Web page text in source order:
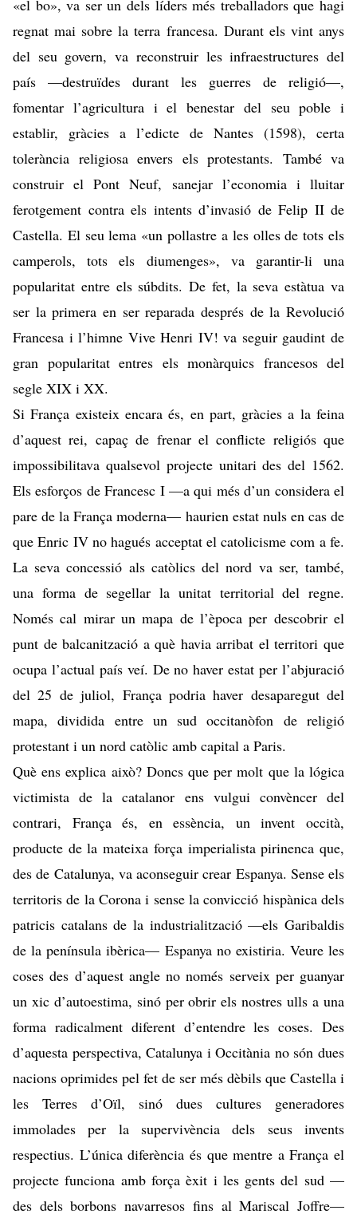
«el bo», va ser un dels líders més treballadors que hagi
regnat mai sobre la terra francesa. Durant els vint anys
del seu govern, va reconstruir les infraestructures del
país —destruïdes durant les guerres de religió—,
fomentar l’agricultura i el benestar del seu poble i
establir, gràcies a l’edicte de Nantes (1598), certa
tolerància religiosa envers els protestants. També va
construir el Pont Neuf, sanejar l’economia i lluitar
ferotgement contra els intents d’invasió de Felip II de
Castella. El seu lema «un pollastre a les olles de tots els
camperols, tots els diumenges», va garantir-li una
popularitat entre els súbdits. De fet, la seva estàtua va
ser la primera en ser reparada després de la Revolució
Francesa i l’himne Vive Henri IV! va seguir gaudint de
gran popularitat entres els monàrquics francesos del
segle XIX i XX.
Si França existeix encara és, en part, gràcies a la feina
d’aquest rei, capaç de frenar el conflicte religiós que
impossibilitava qualsevol projecte unitari des del 1562.
Els esforços de Francesc I —a qui més d’un considera el
pare de la França moderna— haurien estat nuls en cas de
que Enric IV no hagués acceptat el catolicisme com a fe.
La seva concessió als catòlics del nord va ser, també,
una forma de segellar la unitat territorial del regne.
Només cal mirar un mapa de l’època per descobrir el
punt de balcanització a què havia arribat el territori que
ocupa l’actual país veí. De no haver estat per l’abjuració
del 25 de juliol, França podria haver desaparegut del
mapa, dividida entre un sud occitanòfon de religió
protestant i un nord catòlic amb capital a Paris.
Què ens explica això? Doncs que per molt que la lógica
victimista de la catalanor ens vulgui convèncer del
contrari, França és, en essència, un invent occità,
producte de la mateixa força imperialista pirinenca que,
des de Catalunya, va aconseguir crear Espanya. Sense els
territoris de la Corona i sense la convicció hispànica dels
patricis catalans de la industrialització —els Garibaldis
de la península ibèrica— Espanya no existiria. Veure les
coses des d’aquest angle no només serveix per guanyar
un xic d’autoestima, sinó per obrir els nostres ulls a una
forma radicalment diferent d’entendre les coses. Des
d’aquesta perspectiva, Catalunya i Occitània no són dues
nacions oprimides pel fet de ser més dèbils que Castella i
les Terres d’Oïl, sinó dues cultures generadores
immolades per la supervivència dels seus invents
respectius. L’única diferència és que mentre a França el
projecte funciona amb força èxit i les gents del sud —
des dels borbons navarresos fins al Mariscal Joffre—